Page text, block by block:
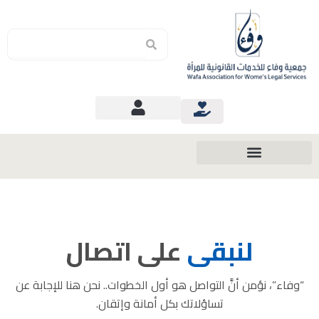
Search
Search
لنبقىعلى اتصال
“وفاء”، نؤمن أنَّ التواصل هو أول الخطوات.. نحن هنا للإجابة عن
تساؤلاتك بكل أمانة وإتقان.